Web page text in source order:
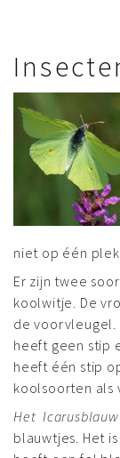
niet op één
Er zijn twee
koolwitje. De
de
heeft geen stip
heeft één stip
koolsoorten als
Het
blauwtjes. Het